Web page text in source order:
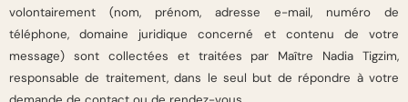
volontairement (nom, prénom, adresse e-mail, numéro de
téléphone, domaine juridique concerné et contenu de votre
message) sont collectées et traitées par Maître Nadia Tigzim,
responsable de traitement, dans le seul but de répondre à votre